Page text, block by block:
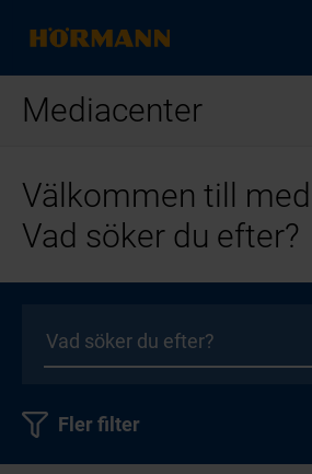
Mediacenter
Välkommen till
Vad söker du efter?
Fler filter